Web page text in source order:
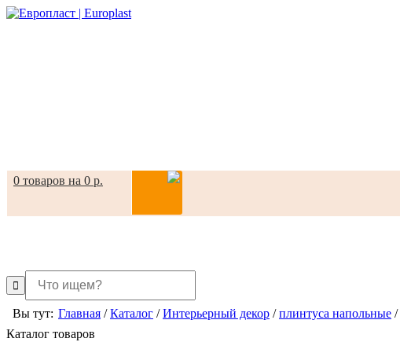
0 товаров на 0 р.
Вы тут: Главная / Каталог / Интерьерный декор / плинтуса напольные /
Каталог товаров